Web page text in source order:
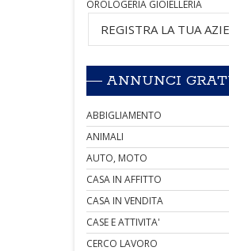
OROLOGERIA GIOIELLERIA
REGISTRA LA TUA
ANNUNCI
ABBIGLIAMENTO
ANIMALI
AUTO, MOTO
CASA IN AFFITTO
CASA IN VENDITA
CASE E ATTIVITA'
CERCO LAVORO